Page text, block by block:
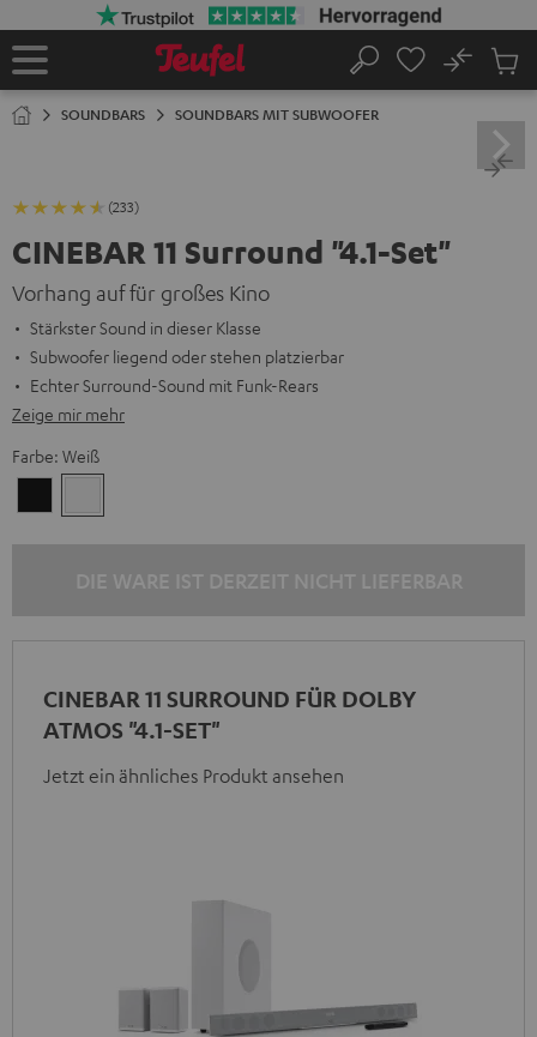
Startseite
Suche
No
SOUNDBARS SOUNDBARS MIT SUBWOOFER
(233)
CINEBAR 11 Surround "4.1-Set"
Vorhang auf für großes Kino
Stärkster Sound in dieser Klasse
Subwoofer liegend oder stehen platzierbar
Echter Surround-Sound mit Funk-Rears
Zeige mir mehr
Farbe: Weiß
CINEBAR 11 SURROUND FÜR DOLBY
ATMOS "4.1-SET"
Jetzt ein ähnliches Produkt ansehen